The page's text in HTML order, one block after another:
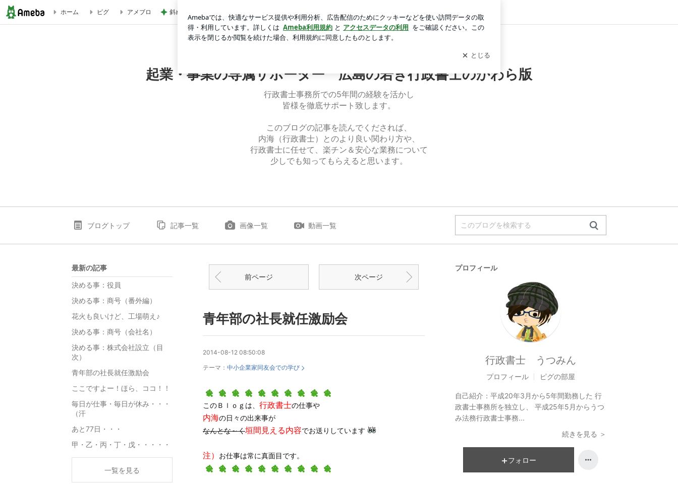
起業・事業の専属サポーター 広島の若き行政書士のかわら版 -2ページ目
ホーム ピグ アメブロ 斜めにカットすると増す宝石っぽさ ログイン
起業・事業の専属サポーター 広島の若き行政書士のかわら版
行政書士事務所での5年間の経験を活かし
皆様を徹底サポート致します。
このブログの記事を読んでくだされば、
内海（行政書士）とのより良い関わり方や、
行政書士に任せて、楽チン＆安心な業務について
少しでも知ってもらえると思います。
ブログトップ 記事一覧 画像一覧 動画一覧
前ページ 次ページ
青年部の社長就任激励会
2014-08-12 08:50:08
テーマ： 中小企業家同友会での学び
このＢｌｏｇは、 行政書士の仕事や
内海の日々の出来事が
なんとな～く垣間見える内容でお送りしています
注） お仕事は常に真面目です。
プロフィール
行政書士 うつみん
プロフィール ピグの部屋
自己紹介： 平成20年3月から5年間勤務した 行
政書士事務所を独立し、 平成25年5月からうつ
み法務行政書士事務...
続きを見る ＞
フォロー
最新の記事
決める事：役員
決める事：商号（番外編）
花火も良いけど、工場萌え♪
決める事：商号（会社名）
決める事：株式会社設立（目
次）
青年部の社長就任激励会
ここですよー！ほら、ココ！！
毎日が仕事・毎日が休み・・・
（汗
あと77日・・・
甲・乙・丙・丁・戊・・・・・
一覧を見る